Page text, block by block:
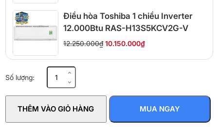
Điều hòa Toshiba 1 chiều Inverter
12.000Btu RAS-H13S5KCV2G-V
12.250.000₫ 10.150.000₫
Số lượng:
Máy
lạnh
2
HP
THÊM VÀO GIỎ HÀNG MUA NGAY